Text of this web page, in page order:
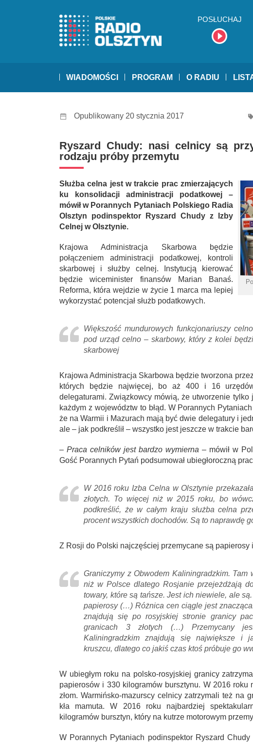
POSŁUCHAJ
WIADOMOŚCI PROGRAM O RADIU
Opublikowany 20 stycznia 2017
Ryszard Chudy: nasi celnicy są
rodzaju próby przemytu
Służba celna jest w trakcie prac zmierzających
ku konsolidacji administracji podatkowej –
mówił w Porannych Pytaniach Polskiego Radia
Olsztyn podinspektor Ryszard Chudy z Izby
Celnej w Olsztynie.
Krajowa Administracja Skarbowa będzie
połączeniem administracji podatkowej, kontroli
skarbowej i służby celnej. Instytucją kierować
będzie wiceminister finansów Marian Banaś.
Reforma, która wejdzie w życie 1 marca ma lepiej
wykorzystać potencjał służb podatkowych.
Większość mundurowych funkcjonariuszy
pod urząd celno – skarbowy, który z kolei
skarbowej
Krajowa Administracja Skarbowa będzie tworzona
których będzie najwięcej, bo aż 400 i 16
delegaturami. Związkowcy mówią, że utworzenie
każdym z województw to błąd. W Porannych
że na Warmii i Mazurach mają być dwie delegatury i
ale – jak podkreślił – wszystko jest jeszcze w trakcie
– Praca celników jest bardzo wymierna – mówił w
Gość Porannych Pytań podsumował ubiegłoroczną
W 2016 roku Izba Celna w Olsztynie
złotych. To więcej niż w 2015 roku, bo
podkreślić, że w całym kraju służba celna
procent wszystkich dochodów. Są to naprawdę
Z Rosji do Polski najczęściej przemycane są papierosy
Graniczymy z Obwodem Kaliningradzkim. Tam
niż w Polsce dlatego Rosjanie przejeżdżają
towary, które są tańsze. Jest ich niewiele, ale
papierosy (…) Różnica cen ciągle jest
znajdują się po rosyjskiej stronie granicy
granicach 3 złotych (…) Przemycany
Kaliningradzkim znajdują się największe i
kruszcu, dlatego co jakiś czas ktoś próbuje go
W ubiegłym roku na polsko-rosyjskiej granicy
papierosów i 330 kilogramów bursztynu. W 2016 roku
złom. Warmińsko-mazurscy celnicy zatrzymali też na
kła mamuta. W 2016 roku najbardziej
kilogramów bursztyn, który na kutrze motorowym
W Porannych Pytaniach podinspektor Ryszard